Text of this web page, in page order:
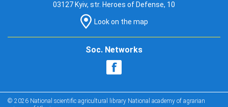
03127 Kyiv, str. Heroes of Defense, 10
Look on the map
Soc. Networks
© 2026 National scientific agricultural library National academy of agrarian